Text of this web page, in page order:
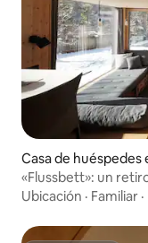
Casa de huéspedes
«Flussbett»: un
Ubicación · Familiar ·